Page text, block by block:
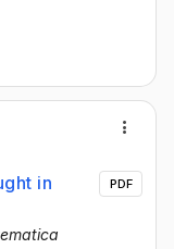
in
PDF